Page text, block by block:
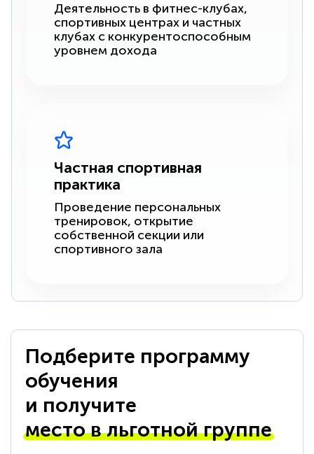
Деятельность в фитнес-клубах,
спортивных центрах и частных
клубах с конкурентоспособным
уровнем дохода
Частная спортивная
практика
Проведение персональных
тренировок, открытие
собственной секции или
спортивного зала
Подберите программу
обучения
и получите
место в льготной группе